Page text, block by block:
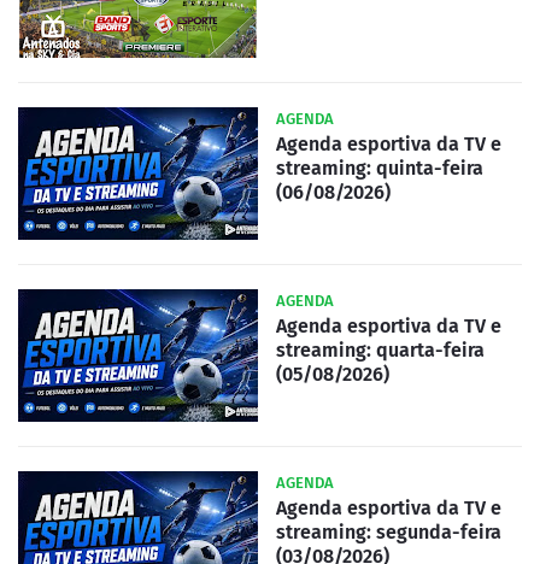
AGENDA
Agenda esportiva da TV e
streaming: quinta-feira
(06/08/2026)
AGENDA
Agenda esportiva da TV e
streaming: quarta-feira
(05/08/2026)
AGENDA
Agenda esportiva da TV e
streaming: segunda-feira
(03/08/2026)